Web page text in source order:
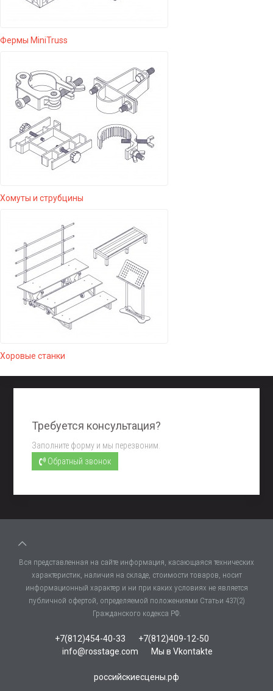
Фермы MiniTruss
Хомуты и струбцины
Хоровые станки
Требуется консультация?
Заполните форму и мы перезвоним.
Обратный звонок
Вся представленная на сайте информация, касающаяся технических
характеристик, наличия на складе, стоимости товаров, носит
информационный характер и ни при каких условиях не является
публичной офертой, определяемой положениями Статьи 437(2)
Гражданского кодекса РФ.
+7(812)454-40-33
+7(812)409-12-50
info@rosstage.com
Мы в Vkontakte
российскиесцены.рф